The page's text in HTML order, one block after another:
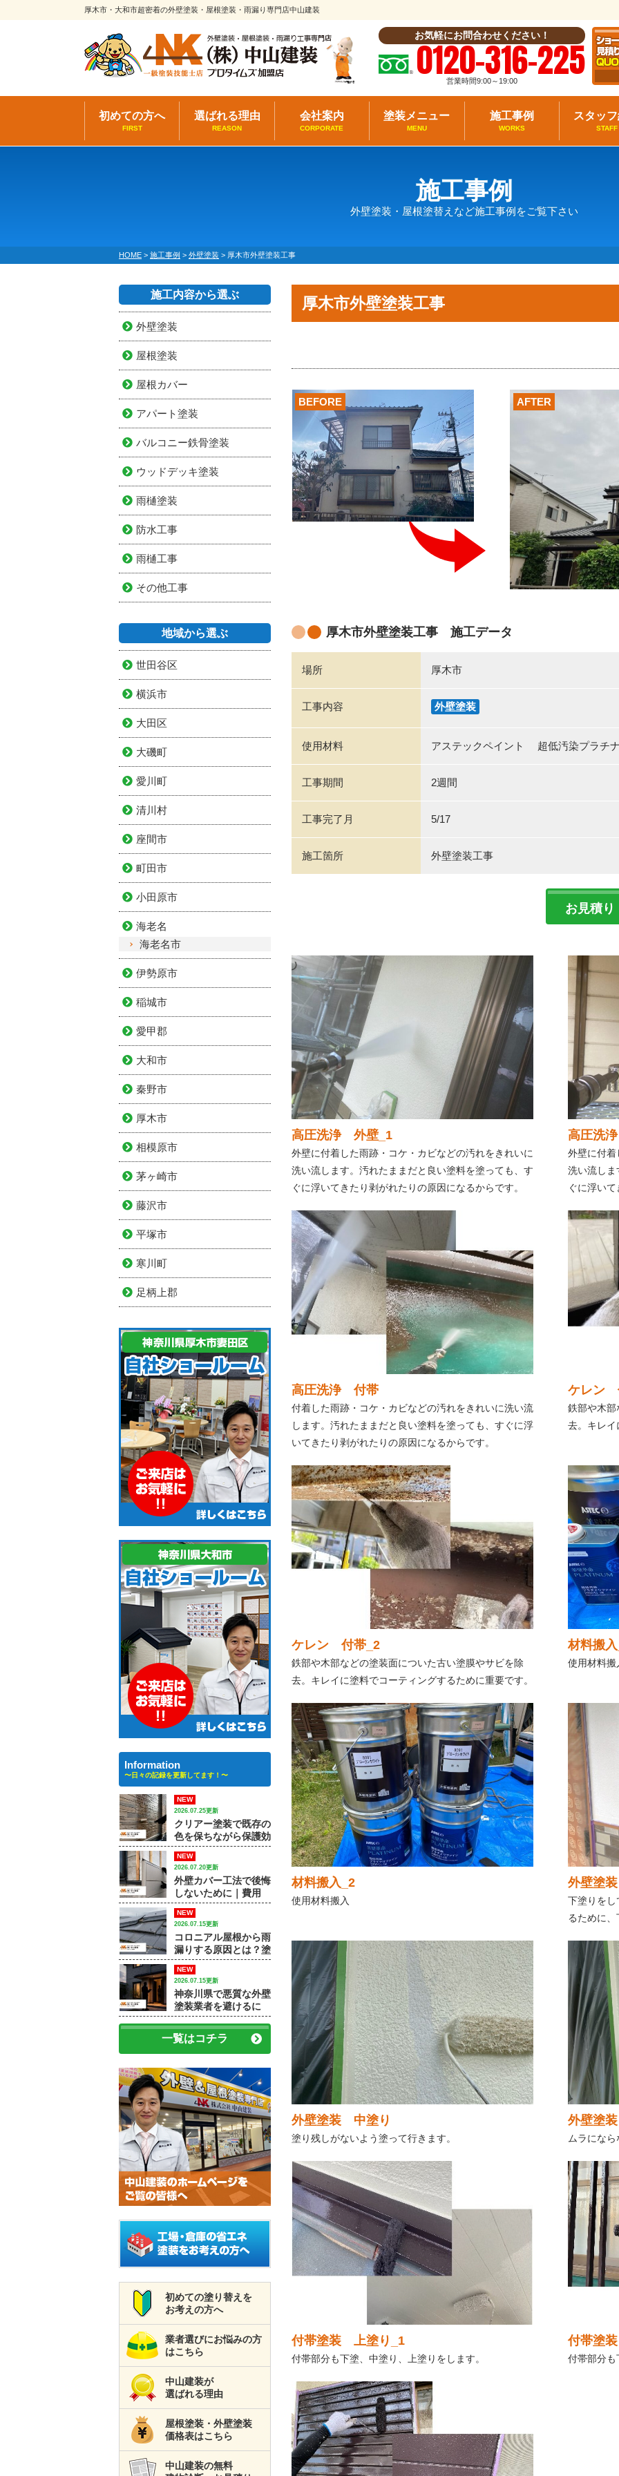
厚木市・大和市超密着の外壁塗装・屋根塗装・雨漏り専門店中山建装
お気軽にお問合わせください！
0120-316-225
営業時間9:00～19:00
初めての方へ
FIRST
選ばれる理由
REASON
会社案内
CORPORATE
塗装メニュー
MENU
施工事例
WORKS
スタッ
STAFF
施工事例
外壁塗装・屋根塗替えなど施工事例をご覧下さい
HOME > 施工事例 > 外壁塗装 > 厚木市外壁塗装工事
厚木市外壁塗装工事
AFTER
BEFORE
厚木市外壁塗装工事 施工データ
場所 厚木市
工事内容 外壁塗装
使用材料 アステックペイント 超低汚染プラチ
工事期間 2週間
工事完了月 5/17
施工箇所 外壁塗装工事
お見積り
高圧洗浄 外壁_1
外壁に付着した雨跡・コケ・カビなどの汚れをきれいに
洗い流します。汚れたままだと良い塗料を塗っても、す
ぐに浮いてきたり剥がれたりの原因になるからです。
高圧洗
外壁に付着
洗い流しま
ぐに浮い
高圧洗浄 付帯
付着した雨跡・コケ・カビなどの汚れをきれいに洗い流
します。汚れたままだと良い塗料を塗っても、すぐに浮
いてきたり剥がれたりの原因になるからです。
ケレン
鉄部や木部
去。キレイ
ケレン 付帯_2
鉄部や木部などの塗装面についた古い塗膜やサビを除
去。キレイに塗料でコーティングするために重要です。
材料搬
使用材料搬
材料搬入_2
使用材料搬入
外壁塗
下塗りをし
るために
外壁塗装 中塗り
塗り残しがないよう塗って行きます。
外壁塗
ムラにな
付帯塗装 上塗り_1
付帯部分も下塗、中塗り、上塗りをします。
付帯塗
付帯部分も
施工内容から選ぶ
外壁塗装
屋根塗装
屋根カバー
アパート塗装
バルコニー鉄骨塗装
ウッドデッキ塗装
雨樋塗装
防水工事
雨樋工事
その他工事
地域から選ぶ
世田谷区
横浜市
大田区
大磯町
愛川町
清川村
座間市
町田市
小田原市
海老名
海老名市
伊勢原市
稲城市
愛甲郡
大和市
秦野市
厚木市
相模原市
茅ヶ崎市
藤沢市
平塚市
寒川町
足柄上郡
Information
〜日々の記録を更新してます！〜
NEW
2026.07.25更新
クリアー塗装で既存の
色を保ちながら保護効
果を高める方法｜【大
和市で外壁塗装・屋根
塗装をするなら中山建
装】
NEW
2026.07.20更新
外壁カバー工法で後悔
しないために｜費用
差・施工例・塗装との
違いを専門店が解説
NEW
2026.07.15更新
コロニアル屋根から雨
漏りする原因とは？塗
装で済むケースと屋根
修理が必要なケース
NEW
2026.07.15更新
神奈川県で悪質な外壁
塗装業者を避けるに
は？訪問販売・見積
書・保証で確認すべき
ポイント
一覧はコチラ
初めての塗り替えを
お考えの方へ
業者選びにお悩みの方
はこちら
中山建装が
選ばれる理由
屋根塗装・外壁塗装
価格表はこちら
中山建装の無料